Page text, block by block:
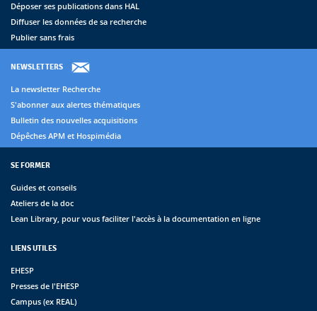
Déposer ses publications dans HAL
Diffuser les données de sa recherche
Publier sans frais
NEWSLETTERS
La newsletter Recherche
S'abonner aux alertes thématiques
Bulletin des nouvelles acquisitions
Dépêches APM et Hospimédia
SE FORMER
Guides et conseils
Ateliers de la doc
Lean Library, pour vous faciliter l'accès à la documentation en ligne
LIENS UTILES
EHESP
Presses de l'EHESP
Campus (ex REAL)